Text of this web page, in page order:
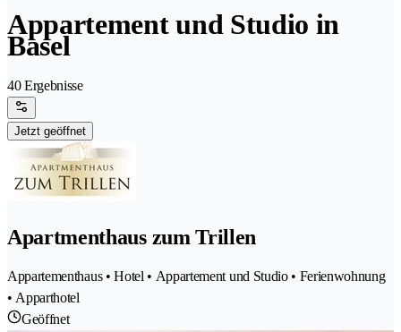
Appartement und Studio in
Basel
40 Ergebnisse
Jetzt geöffnet
Apartmenthaus zum Trillen
Appartementhaus • Hotel • Appartement und Studio • Ferienwohnung
• Apparthotel
Geöffnet